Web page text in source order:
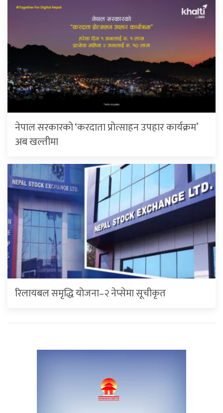
नेपाल सरकारको ‘करदाता प्रोत्साहन उपहार कार्यक्रम’
अब खल्तीमा
रिलायबल समृद्धि योजना–२ नेप्सेमा सूचीकृत